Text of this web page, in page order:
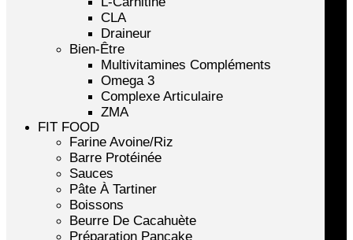
CLA
Draineur
Bien-Être
Multivitamines Compléments
Omega 3
Complexe Articulaire
ZMA
FIT FOOD
Farine Avoine/Riz
Barre Protéinée
Sauces
Pâte À Tartiner
Boissons
Beurre De Cacahuète
Préparation Pancake